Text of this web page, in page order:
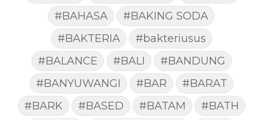
#BAHASA
#BAKING SODA
#BAKTERIA
#bakteriusus
#BALANCE
#BALI
#BANDUNG
#BANYUWANGI
#BAR
#BARAT
#BARK
#BASED #BATAM
#BATH